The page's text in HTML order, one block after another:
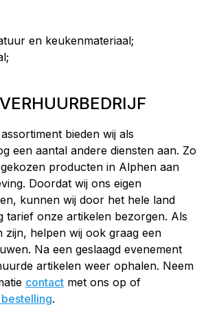
en keukenmateriaal;
bieden wij als
een aantal andere diensten aan. Zo
producten in Alphen aan
Doordat wij ons eigen
kunnen wij door het hele land
tarief onze artikelen bezorgen. Als
zijn, helpen wij ook graag een
Na een geslaagd evenement
artikelen weer ophalen. Neem
contact met ons op of
.